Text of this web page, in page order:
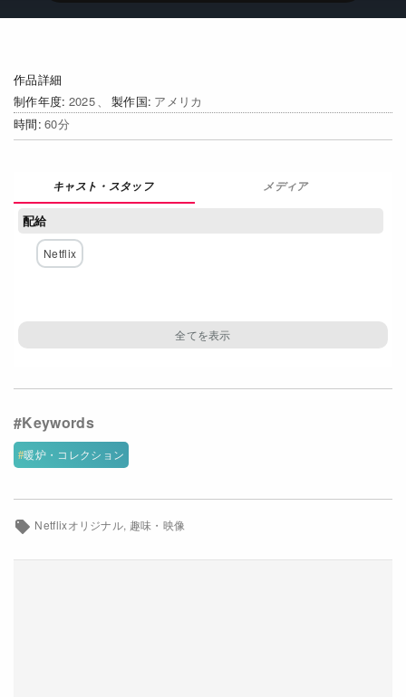
過去の配信終了作品
Netflixコース別料金プラン
作品詳細
制作年度 2025 製作国 アメリカ
時間 60
メディア
配給
Netflix
暖炉・コレクション
Netflixオリジナル 趣味・映像